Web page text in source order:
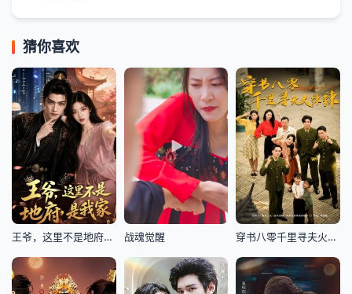
猜你喜欢
王爷，这里不是地府，是我家！ 战魂觉醒 穿书八零千里寻夫火辣辣